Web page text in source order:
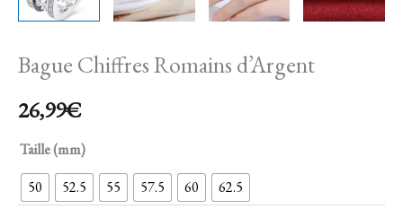
Bague Chiffres Romains d’Argent
26,99€
Taille (mm)
50 52.5 55 57.5 60 62.5